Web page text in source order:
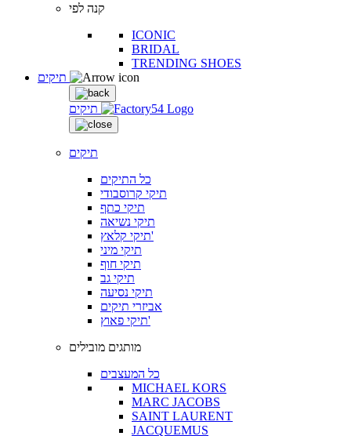
קנה לפי
ICONIC
BRIDAL
TRENDING SHOES
תיקים
תיקים
כל התיקים
תיקי קרוסבודי
תיקי כתף
תיקי נשיאה
תיקי קלאץ'
תיקי מיני
תיקי חוף
תיקי גב
תיקי נסיעה
אביזרי תיקים
תיקי פאוץ'
מותגים מובילים
כל המעצבים
MICHAEL KORS
MARC JACOBS
SAINT LAURENT
JACQUEMUS